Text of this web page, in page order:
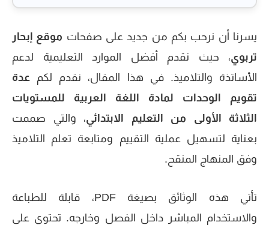
يسرنا أن نرحب بكم من جديد على صفحات موقع إبحار
تربوي، حيث نقدم أفضل الموارد التعليمية لدعم
الأساتذة والتلاميذ. في هذا المقال، نقدم لكم عدة
تقويم الوحدات لمادة اللغة العربية للمستويات
الثلاثة الأولى من التعليم الابتدائي، والتي صممت
بعناية لتسهيل عملية التقييم ومتابعة تعلم التلاميذ
وفق المنهاج المنقح.
تأتي هذه الوثائق بصيغة PDF، قابلة للطباعة
والاستخدام المباشر داخل الفصل وخارجه. تحتوي على